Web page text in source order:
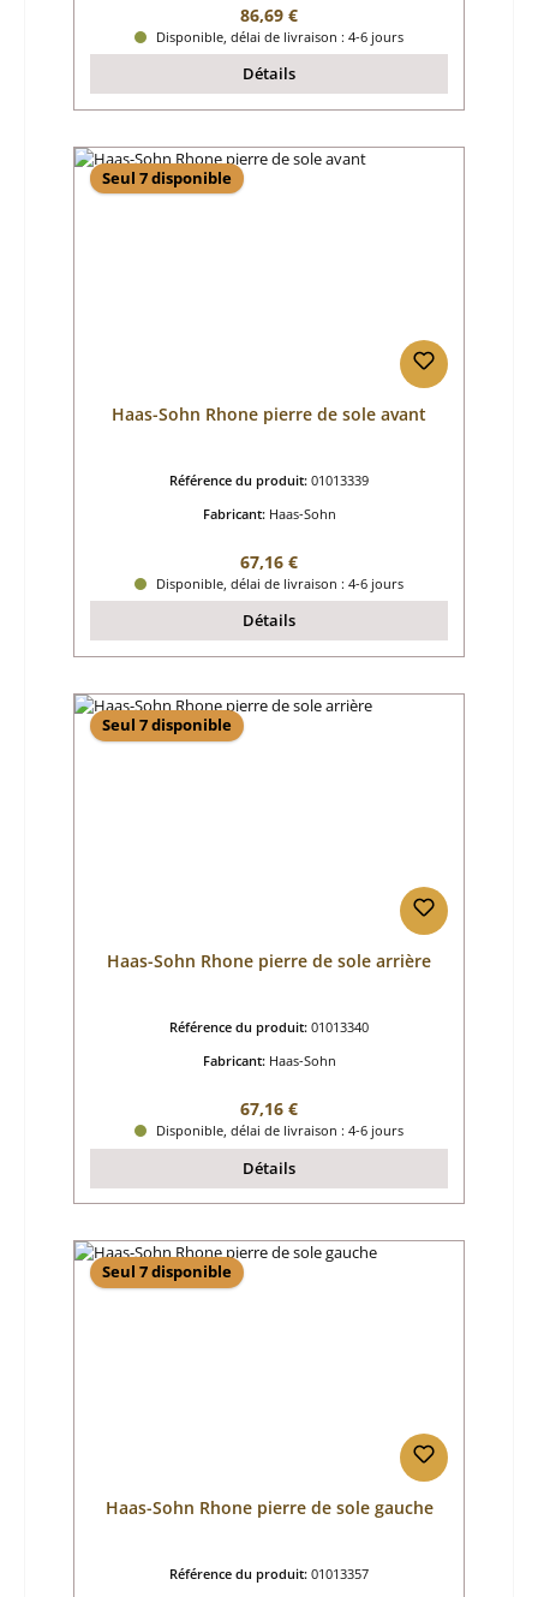
Prix régulier :
86,69 €
Disponible, délai de livraison : 4-6 jours
Détails
Seul 7 disponible
Haas-Sohn Rhone pierre de sole avant
Référence du produit: 01013339
Fabricant: Haas-Sohn
Prix régulier :
67,16 €
Disponible, délai de livraison : 4-6 jours
Détails
Seul 7 disponible
Haas-Sohn Rhone pierre de sole arrière
Référence du produit: 01013340
Fabricant: Haas-Sohn
Prix régulier :
67,16 €
Disponible, délai de livraison : 4-6 jours
Détails
Seul 7 disponible
Haas-Sohn Rhone pierre de sole gauche
Référence du produit: 01013357